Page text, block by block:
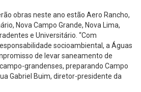
obras neste ano estão Aero Rancho,
Nova Campo Grande, Nova Lima,
e Universitário. “Com
socioambiental, a Águas
de levar saneamento de
grandenses, preparando Campo
Gabriel Buim, diretor-presidente da